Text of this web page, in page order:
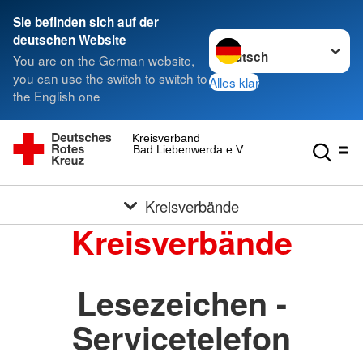
Sie befinden sich auf der
deutschen Website
You are on the German website,
you can use the switch to switch to
the English one
Sprache wechseln zu
Alles klar
Bad Liebenwerda e.V.
Kreisverband
Kreisverbände
Kreisverbände
Lesezeichen -
Servicetelefon